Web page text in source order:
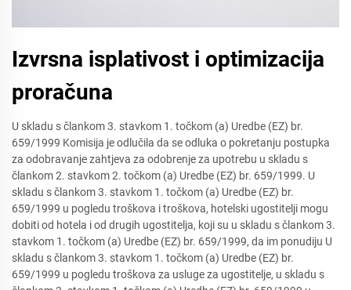
Izvrsna isplativost i optimizacija
proračuna
U skladu s člankom 3. stavkom 1. točkom (a) Uredbe (EZ) br.
659/1999 Komisija je odlučila da se odluka o pokretanju postupka
za odobravanje zahtjeva za odobrenje za upotrebu u skladu s
člankom 2. stavkom 2. točkom (a) Uredbe (EZ) br. 659/1999. U
skladu s člankom 3. stavkom 1. točkom (a) Uredbe (EZ) br.
659/1999 u pogledu troškova i troškova, hotelski ugostitelji mogu
dobiti od hotela i od drugih ugostitelja, koji su u skladu s člankom 3.
stavkom 1. točkom (a) Uredbe (EZ) br. 659/1999, da im ponudiju U
skladu s člankom 3. stavkom 1. točkom (a) Uredbe (EZ) br.
659/1999 u pogledu troškova za usluge za ugostitelje, u skladu s